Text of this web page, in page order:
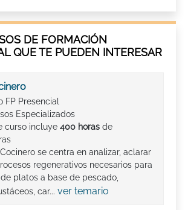
DE FORMACIÓN
QUE TE PUEDEN INTERESAR
FP Presencial
Especializados
curso incluye 400 horas de
se centra en analizar, aclarar
regenerativos necesarios para
platos a base de pescado,
car... ver temario